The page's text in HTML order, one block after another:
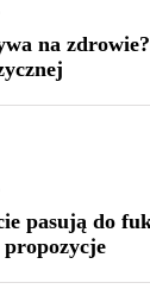
na
pasują do